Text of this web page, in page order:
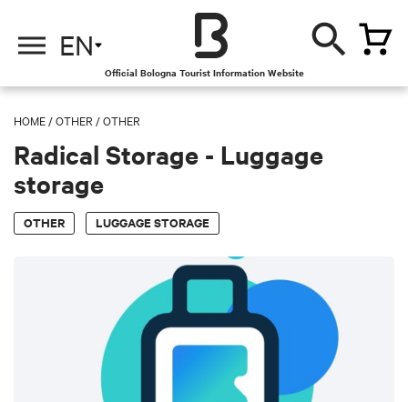
EN
Official Bologna Tourist Information Website
HOME /OTHER /OTHER
Radical Storage - Luggage
storage
OTHER LUGGAGE STORAGE